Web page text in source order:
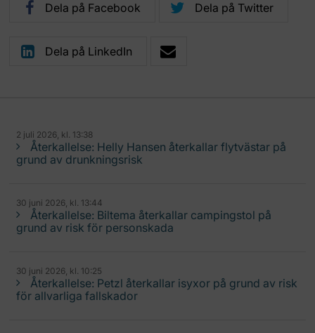
Dela på Facebook Dela på Twitter
Dela på LinkedIn
2 juli 2026, kl. 13:38
Återkallelse: Helly Hansen återkallar flytvästar på
grund av drunkningsrisk
30 juni 2026, kl. 13:44
Återkallelse: Biltema återkallar campingstol på
grund av risk för personskada
30 juni 2026, kl. 10:25
Återkallelse: Petzl återkallar isyxor på grund av risk
för allvarliga fallskador